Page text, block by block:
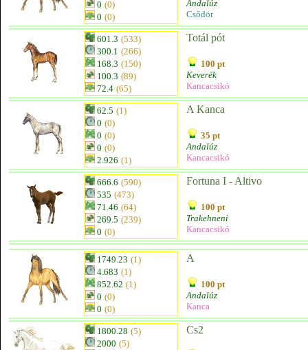
0 (0)
0 (0)
Andalúz
Csődör
601.3 (533)
300.1 (266)
168.3 (150)
100.3 (89)
72.4 (65)
Totál pót
100 pt
Keverék
Kancacsikó
62.5 (1)
0 (0)
0 (0)
0 (0)
2.926 (1)
A Kanca
35 pt
Andalúz
Kancacsikó
666.6 (590)
535 (473)
71.46 (64)
269.5 (239)
0 (0)
Fortuna I - Altivo
100 pt
Trakehneni
Kancacsikó
1749.23 (1)
4.683 (1)
852.62 (1)
0 (0)
0 (0)
A
100 pt
Andalúz
Kanca
1800.28 (5)
2000 (5)
Cs2